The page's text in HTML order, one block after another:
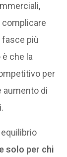
complicare
fasce più
che la
per
aumento di
solo per chi